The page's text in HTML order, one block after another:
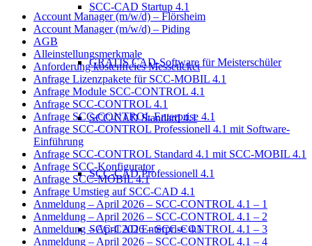
SCC-CAD Startup 4.1
GRATIS CAD-Software für Meisterschüler
SCC-CAD Standard 4.1
SCC-CAD Professionell 4.1
SCC-CAD Enterprise 4.1
Account Manager (m/w/d) – Flörsheim
Account Manager (m/w/d) – Piding
AGB
Alleinstellungsmerkmale
Anforderung kostenfreies Messeticket
Anfrage Lizenzpakete für SCC-MOBIL 4.1
Anfrage Module SCC-CONTROL 4.1
Anfrage SCC-CONTROL 4.1
Anfrage SCC-CONTROL Enterprise 4.1
Anfrage SCC-CONTROL Professionell 4.1 mit Software-
Einführung
Anfrage SCC-CONTROL Standard 4.1 mit SCC-MOBIL 4.1
Anfrage SCC-Konfigurator
Anfrage SCC-MOBIL 4.1
Anfrage Umstieg auf SCC-CAD 4.1
Anmeldung – April 2026 – SCC-CONTROL 4.1 – 1
Anmeldung – April 2026 – SCC-CONTROL 4.1 – 2
Anmeldung – April 2026 – SCC-CONTROL 4.1 – 3
Anmeldung – April 2026 – SCC-CONTROL 4.1 – 4